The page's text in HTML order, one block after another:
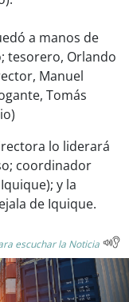
a manos de
tesorero, Orlando
Manuel
Tomás
lo liderará
coordinador
y la
de Iquique.
escuchar la Noticia